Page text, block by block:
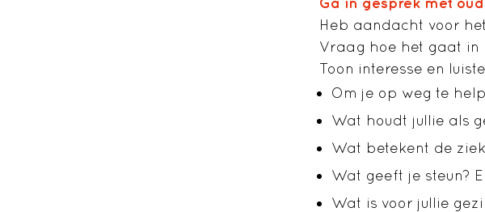
Heb aandacht voor
Vraag hoe het gaat in
Toon interesse en
Om je op weg te
Wat houdt jullie als
Wat betekent de
Wat geeft je steun?
Wat is voor jullie